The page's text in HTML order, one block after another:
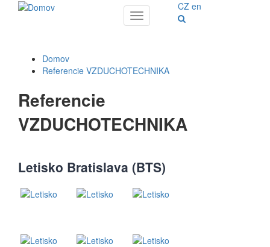
Toggle
navigation
CZ en
Domov
Referencie VZDUCHOTECHNIKA
Referencie
VZDUCHOTECHNIKA
Letisko Bratislava (BTS)